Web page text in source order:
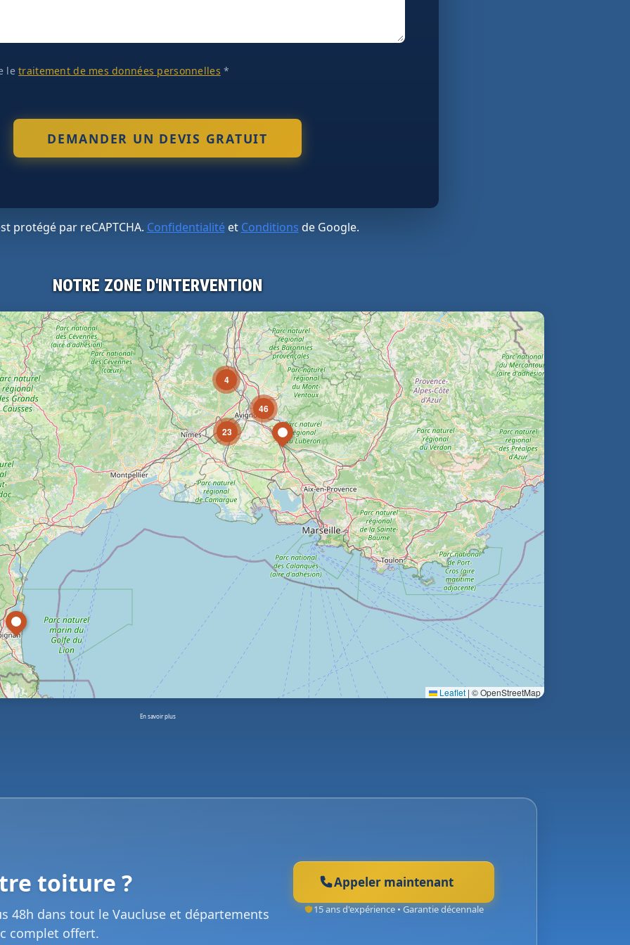
letraitement de mes données personnelles *
protégé par reCAPTCHA. Confidentialitéet Conditions de Google.
NOTRE ZONE D'INTERVENTION
4
23
46
Leaflet | © OpenStreetMap
En savoir plus
toiture ?
48h dans tout le Vaucluse et départements
complet offert.
Appeler maintenant
15 ans d'expérience • Garantie décennale